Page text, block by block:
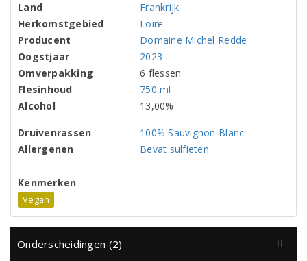
Land
Frankrijk
Herkomstgebied
Loire
Producent
Domaine Michel Redde
Oogstjaar
2023
Omverpakking
6 flessen
Flesinhoud
750 ml
Alcohol
13,00%
Druivenrassen
100% Sauvignon Blanc
Allergenen
Bevat sulfieten
Kenmerken
Vegan
Onderscheidingen (2)